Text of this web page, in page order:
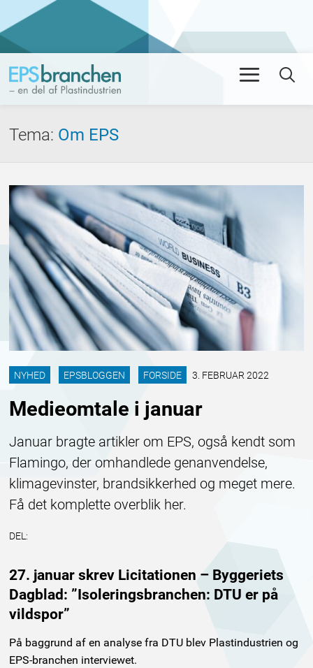
Tema: Om EPS
Medieomtale i januar
NYHED EPSBLOGGEN FORSIDE 3. FEBRUAR 2022
Januar bragte artikler om EPS, også kendt som
Flamingo, der omhandlede genanvendelse,
klimagevinster, brandsikkerhed og meget mere.
Få det komplette overblik her.
DEL:
27. januar skrev Licitationen – Byggeriets
Dagblad: ”Isoleringsbranchen: DTU er på
vildspor”
På baggrund af en analyse fra DTU blev Plastindustrien og
EPS-branchen interviewet.